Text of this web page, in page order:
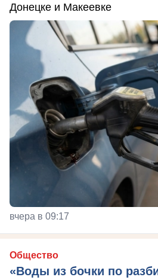
Донецке и Макеевке
вчера в 09:17
Общество
«Воды из бочки по